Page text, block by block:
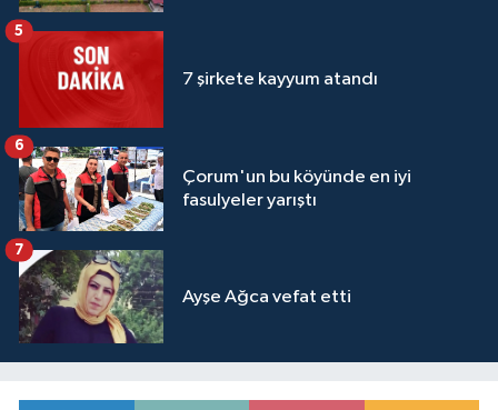
7 şirkete kayyum atandı
5
Çorum'un bu köyünde en iyi
fasulyeler yarıştı
6
Ayşe Ağca vefat etti
7